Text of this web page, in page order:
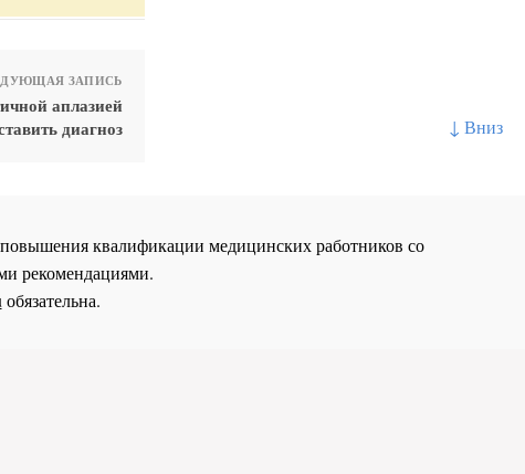
↓ Вниз
ЗАПИСЬ
аплазией
диагноз
квалификации медицинских работников со
рекомендациями.
обязательна.